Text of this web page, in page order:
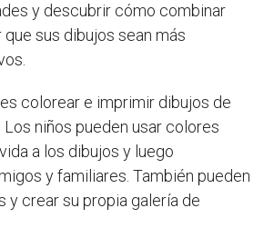
y descubrir cómo combinar
sus dibujos sean más
colorear e imprimir dibujos de
niños pueden usar colores
a los dibujos y luego
y familiares. También pueden
y crear su propia galería de